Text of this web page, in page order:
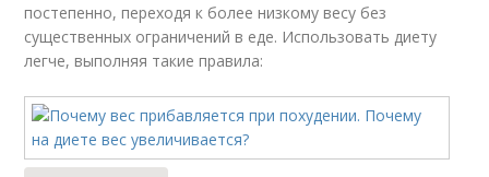
постепенно, переходя к более низкому весу без
существенных ограничений в еде. Использовать диету
легче, выполняя такие правила: